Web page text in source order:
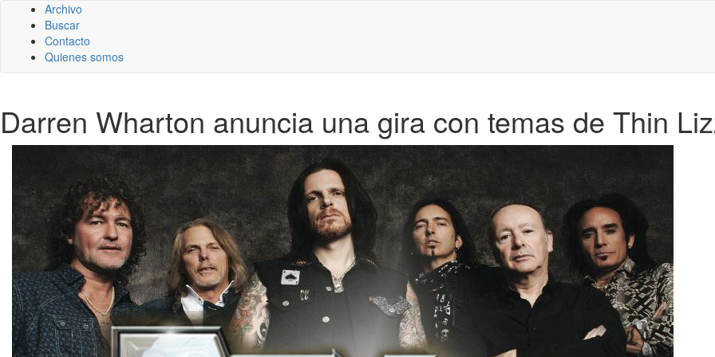
Archivo
Buscar
Contacto
Quienes somos
Darren Wharton anuncia una gira con temas de Thin